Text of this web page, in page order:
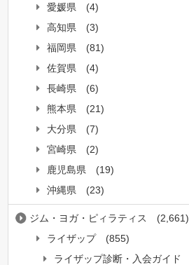
愛媛県
(4)
高知県
(3)
福岡県
(81)
佐賀県
(4)
長崎県
(6)
熊本県
(21)
大分県
(7)
宮崎県
(2)
鹿児島県
(19)
沖縄県
(23)
ジム・ヨガ・ピィラティス
(2,661)
ライザップ
(855)
ライザップ診断・入会ガイド